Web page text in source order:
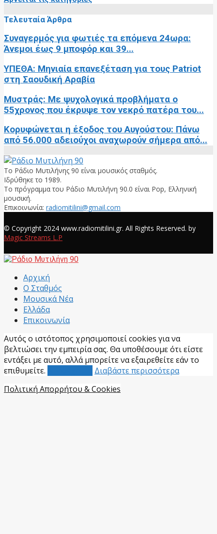
Τελευταία Άρθρα
Συναγερμός για φωτιές τα επόμενα 24ωρα:
Άνεμοι έως 9 μποφόρ και 39...
ΥΠΕΘΑ: Μηνιαία επανεξέταση για τους Patriot
στη Σαουδική Αραβία
Μυστράς: Με ψυχολογικά προβλήματα ο
55χρονος που έκρυψε τον νεκρό πατέρα του...
Κορυφώνεται η έξοδος του Αυγούστου: Πάνω
από 56.000 αδειούχοι αναχωρούν σήμερα από...
Το Ράδιο Μυτιλήνης 90 είναι μουσικός σταθμός.
Ιδρύθηκε το 1989.
Το πρόγραμμα του Ράδιο Μυτιλήνη 90.0 είναι Pop, Ελληνική
μουσική.
Επικοινωνία: radiomitilini@gmail.com
© Copyright 2024 www.radiomitilini.gr. All Rights Reserved. by
Magic Streams L.P
Αρχική
Ο Σταθμός
Μουσικά Νέα
Ελλάδα
Επικοινωνία
Αυτός ο ιστότοπος χρησιμοποιεί cookies για να
βελτιώσει την εμπειρία σας. Θα υποθέσουμε ότι είστε
εντάξει με αυτό, αλλά μπορείτε να εξαιρεθείτε εάν το
επιθυμείτε.
Διαβάστε περισσότερα
Πολιτική Απορρήτου & Cookies